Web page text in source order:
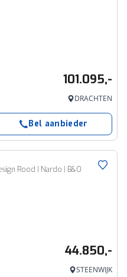
101.095,-
DRACHTEN
Bel aanbieder
Rood | Nardo | B&O
44.850,-
STEENWIJK